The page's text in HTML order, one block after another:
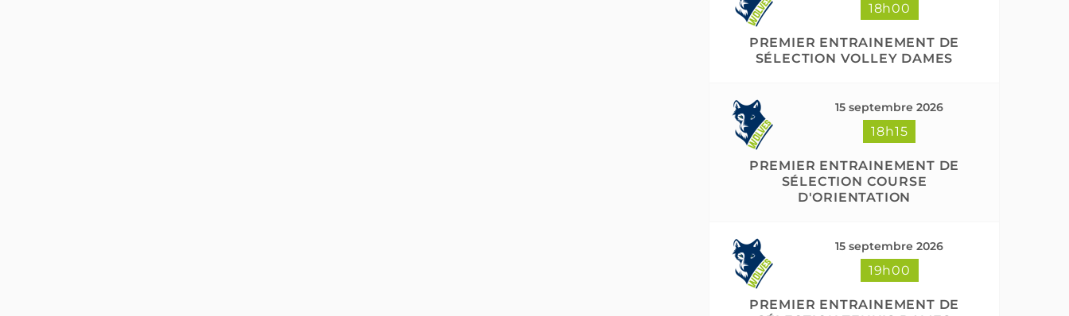
18h00
PREMIER ENTRAINEMENT DE
SÉLECTION VOLLEY DAMES
15 septembre 2026
18h15
PREMIER ENTRAINEMENT DE
SÉLECTION COURSE
D'ORIENTATION
15 septembre 2026
19h00
PREMIER ENTRAINEMENT DE